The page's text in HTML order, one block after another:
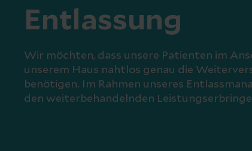
Entlassung
Wir möchten, dass unsere Patienten im
unserem Haus nahtlos genau die
benötigen. Im Rahmen unseres
den weiterbehandelnden